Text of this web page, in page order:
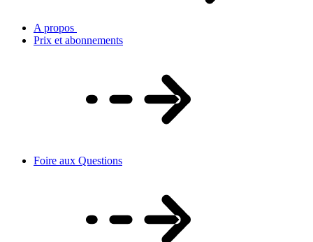
A propos
Prix et abonnements
Foire aux Questions